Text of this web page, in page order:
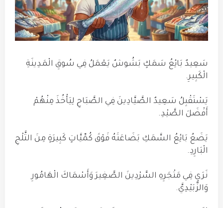
سَعِيدٌ بَائِعُ سَمَكٍ بَشُوشٌ يَعْمَلُ فِي سُوقِ الْمَدِينَةِ
الْكَبِيرِ.
يَسْتَقْبِلُ سَعِيدٌ الصَّيَّادِينَ فِي الصَّبَاحِ لِيَأْخُذَ مِنْهُمْ
أَفْضَلَ الصَّيْدِ.
يَضَعُ بَائِعُ السَّمَكِ بَضَاعَتَهُ فَوْقَ كُمِّيَّاتٍ كَبِيرَةٍ مِنَ الثَّلْجِ
الْبَارِدِ.
نَرَى فِي مَتْجَرِهِ السَّرْدِينَ الصَّغِيرَ وَأَسْمَاكَ الْهَامُورِ
وَالزُّبَيْدِيَّ.